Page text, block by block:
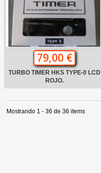
79,00 €
TURBO TIMER HKS TYPE-0 LCD
ROJO.
Mostrando 1 - 36 de 36 items